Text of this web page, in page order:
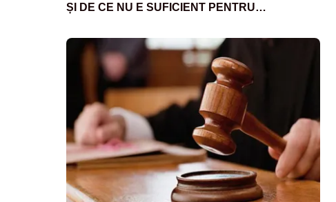
ȘI DE CE NU E SUFICIENT PENTRU